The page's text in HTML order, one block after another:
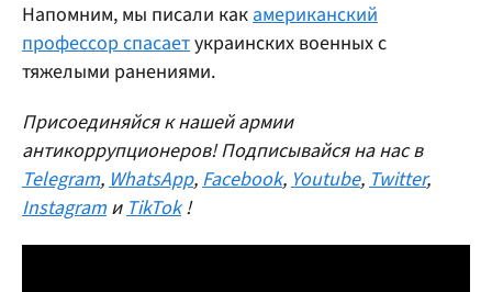
Напомним, мы писали какамериканский
профессор спасаетукраинских военных с
тяжелыми ранениями.
Присоединяйся к нашей армии
антикоррупционеров! Подписывайся на нас в
Telegram,WhatsApp,Facebook,Youtube,Twitter,
Instagram иTikTok !